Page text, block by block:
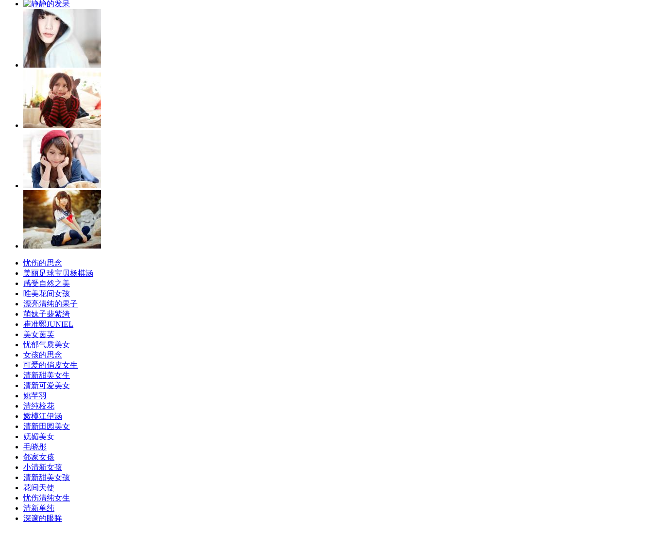
忧伤的思念
美丽足球宝贝杨棋涵
感受自然之美
唯美花间女孩
漂亮清纯的果子
萌妹子裴紫绮
崔准熙JUNIEL
美女茵芙
忧郁气质美女
女孩的思念
可爱的俏皮女生
清新甜美女生
清新可爱美女
姚芊羽
清纯校花
嫩模江伊涵
清新田园美女
妩媚美女
毛晓彤
邻家女孩
小清新女孩
清新甜美女孩
花间天使
忧伤清纯女生
清新单纯
深邃的眼眸